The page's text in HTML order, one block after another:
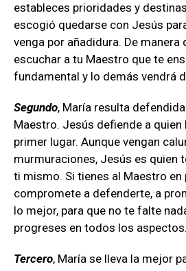
estableces prioridades y
escogió quedarse con Jesús
venga por añadidura. De manera
escuchar a tu Maestro que te
fundamental y lo demás vendrá
Segundo, María resulta
Maestro. Jesús defiende a quien
primer lugar. Aunque vengan
murmuraciones, Jesús es quien
ti mismo. Si tienes al Maestro en
compromete a defenderte, a
lo mejor, para que no te falte
progreses en todos los aspectos.
Tercero, María se lleva la mejor